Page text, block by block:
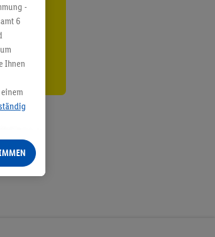
-
6
Ihnen
Ihr
von